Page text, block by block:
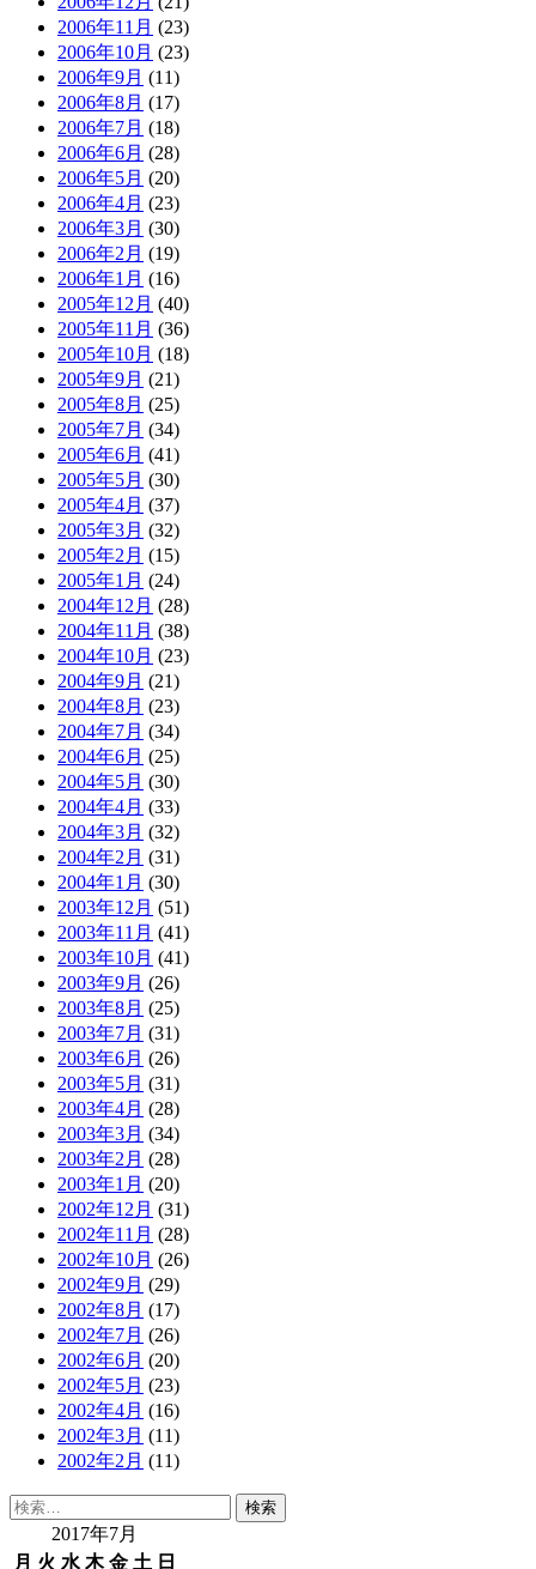
2006年11月 (23)
2006年10月 (23)
2006年9月 (11)
2006年8月 (17)
2006年7月 (18)
2006年6月 (28)
2006年5月 (20)
2006年4月 (23)
2006年3月 (30)
2006年2月 (19)
2006年1月 (16)
2005年12月 (40)
2005年11月 (36)
2005年10月 (18)
2005年9月 (21)
2005年8月 (25)
2005年7月 (34)
2005年6月 (41)
2005年5月 (30)
2005年4月 (37)
2005年3月 (32)
2005年2月 (15)
2005年1月 (24)
2004年12月 (28)
2004年11月 (38)
2004年10月 (23)
2004年9月 (21)
2004年8月 (23)
2004年7月 (34)
2004年6月 (25)
2004年5月 (30)
2004年4月 (33)
2004年3月 (32)
2004年2月 (31)
2004年1月 (30)
2003年12月 (51)
2003年11月 (41)
2003年10月 (41)
2003年9月 (26)
2003年8月 (25)
2003年7月 (31)
2003年6月 (26)
2003年5月 (31)
2003年4月 (28)
2003年3月 (34)
2003年2月 (28)
2003年1月 (20)
2002年12月 (31)
2002年11月 (28)
2002年10月 (26)
2002年9月 (29)
2002年8月 (17)
2002年7月 (26)
2002年6月 (20)
2002年5月 (23)
2002年4月 (16)
2002年3月 (11)
2002年2月 (11)
検
2017年7月
月 火 水 木 金 土 日